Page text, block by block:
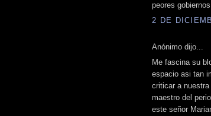
peores
2 DE
Anónimo dijo...
Me fascina su
espacio asi tan
criticar a
maestro del
este señor